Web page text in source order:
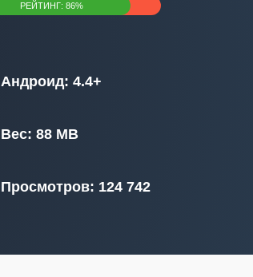
РЕЙТИНГ: 86%
Андроид: 4.4+
Вес: 88 MB
Просмотров: 124 742